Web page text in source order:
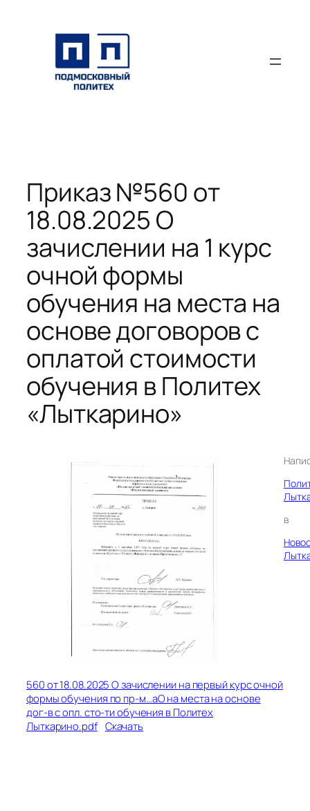
содержимому
Приказ №560 от
18.08.2025 О
зачислении на 1 курс
очной формы
обучения на места на
основе договоров с
оплатой стоимости
обучения в Политех
«Лыткарино»
в
560 от 18.08.2025 О зачислении на первый курс очной
формы обучения по пр-м…аО на места на основе
дог-в с опл. сто-ти обучения в Политех
Лыткарино.pdf Скачать